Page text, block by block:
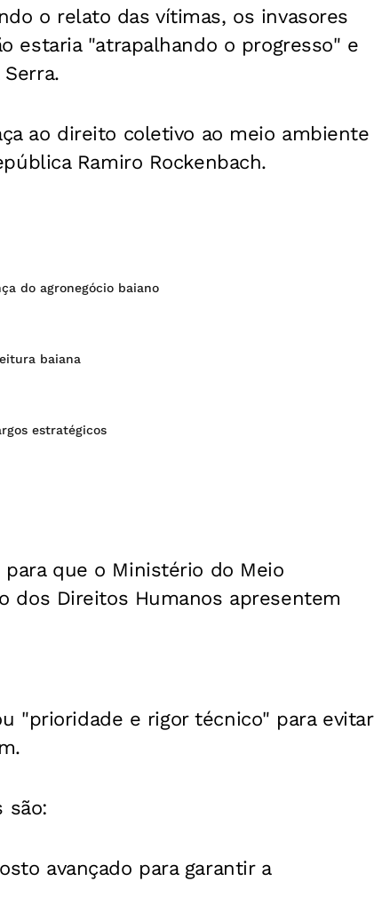
o relato das vítimas, os invasores
estaria "atrapalhando o progresso" e
ao direito coletivo ao meio ambiente
Ramiro Rockenbach.
do agronegócio baiano
baiana
estratégicos
que o Ministério do Meio
dos Direitos Humanos apresentem
"prioridade e rigor técnico" para evitar
são:
avançado para garantir a